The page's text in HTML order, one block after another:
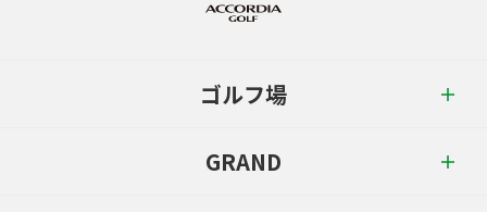
ゴルフ場
GRAND